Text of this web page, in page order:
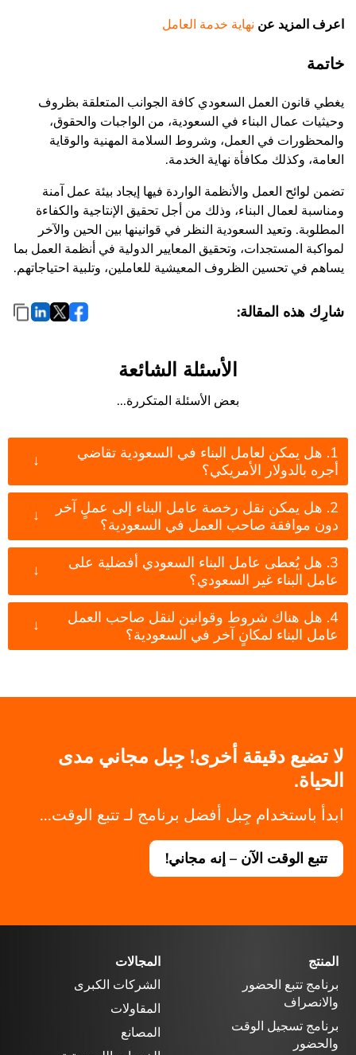
اعرف المزيد عن نهاية خدمة العامل
خاتمة
يغطي قانون العمل السعودي كافة الجوانب المتعلقة بظروف
وحيثيات عمال البناء في السعودية، من الواجبات والحقوق،
والمحظورات في العمل، وشروط السلامة المهنية والوقاية
العامة، وكذلك مكافأة نهاية الخدمة.
تضمن لوائح العمل والأنظمة الواردة فيها إيجاد بيئة عمل آمنة
ومناسبة لعمال البناء، وذلك من أجل تحقيق الإنتاجية والكفاءة
المطلوبة. وتعيد السعودية النظر في قوانينها بين الحين والآخر
لمواكبة المستجدات، وتحقيق المعايير الدولية في أنظمة العمل بما
يساهم في تحسين الظروف المعيشية للعاملين، وتلبية احتياجاتهم.
شارِك هذه المقالة:
الأسئلة الشائعة
بعض الأسئلة المتكررة...
1. هل يمكن لعامل البناء في السعودية تقاضي
أجره بالدولار الأمريكي؟
↓
2. هل يمكن نقل رخصة عامل البناء إلى عملٍ آخر
دون موافقة صاحب العمل في السعودية؟
↓
3. هل يُعطى عامل البناء السعودي أفضلية على
عامل البناء غير السعودي؟
↓
4. هل هناك شروط وقوانين لنقل صاحب العمل
عامل البناء لمكانٍ آخر في السعودية؟
↓
لا تضيع دقيقة أخرى! جِبل مجاني مدى
الحياة.
ابدأ باستخدام جِبل أفضل برنامج لـ تتبع الوقت...
تتبع الوقت الآن – إنه مجاني!
المنتج
برنامج تتبع الحضور
والانصراف
برنامج تسجيل الوقت
والحضور
المجالات
الشركات الكبرى
المقاولات
المصانع